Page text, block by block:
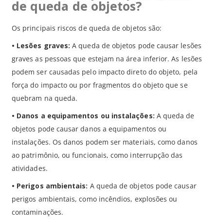
de queda de objetos?
Os principais riscos de queda de objetos são:
• Lesões graves: A queda de objetos pode causar lesões
graves as pessoas que estejam na área inferior. As lesões
podem ser causadas pelo impacto direto do objeto, pela
força do impacto ou por fragmentos do objeto que se
quebram na queda.
• Danos a equipamentos ou instalações: A queda de
objetos pode causar danos a equipamentos ou
instalações. Os danos podem ser materiais, como danos
ao patrimônio, ou funcionais, como interrupção das
atividades.
• Perigos ambientais: A queda de objetos pode causar
perigos ambientais, como incêndios, explosões ou
contaminações.